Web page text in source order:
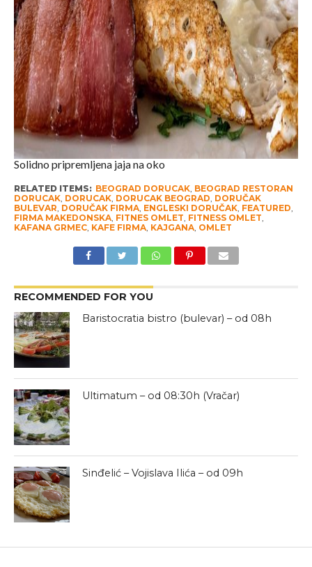
Solidno pripremljena jaja na oko
RELATED ITEMS: BEOGRAD DORUCAK, BEOGRAD RESTORAN
DORUCAK, DORUCAK, DORUCAK BEOGRAD, DORUČAK
BULEVAR, DORUČAK FIRMA, ENGLESKI DORUČAK, FEATURED,
FIRMA MAKEDONSKA, FITNES OMLET, FITNESS OMLET,
KAFANA GRMEC, KAFE FIRMA, KAJGANA, OMLET
RECOMMENDED FOR YOU
Baristocratia bistro (bulevar) – od 08h
Ultimatum – od 08:30h (Vračar)
Sinđelić – Vojislava Ilića – od 09h